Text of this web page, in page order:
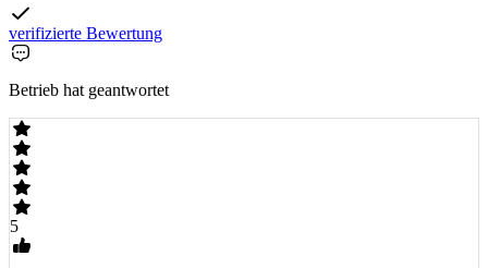
verifizierte Bewertung
Betrieb hat geantwortet
5